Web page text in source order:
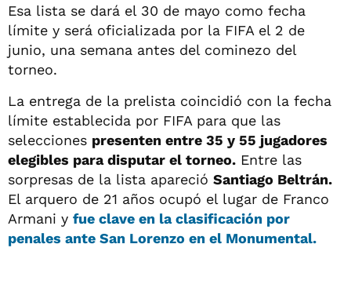
Esa lista se dará el 30 de mayo como fecha
límite y será oficializada por la FIFA el 2 de
junio, una semana antes del cominezo del
torneo.
La entrega de la prelista coincidió con la fecha
límite establecida por FIFA para que las
selecciones presenten entre 35 y 55 jugadores
elegibles para disputar el torneo. Entre las
sorpresas de la lista apareció Santiago Beltrán.
El arquero de 21 años ocupó el lugar de Franco
Armani y fue clave en la clasificación por
penales ante San Lorenzo en el Monumental.